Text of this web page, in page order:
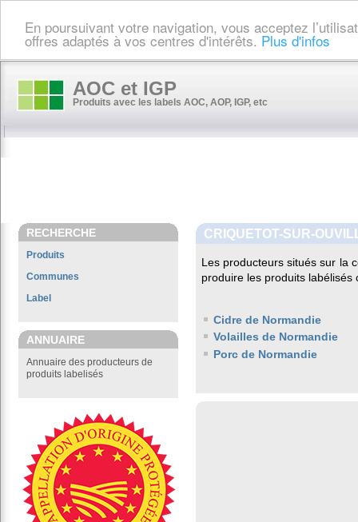
En poursuivant votre navigation, vous acceptez
offres adaptés à vos centres d'intérêts. Plus d'infos
AOC et IGP
Produits avec les labels AOC, AOP, IGP, etc
RECHERCHE
Produits
Communes
Label
ANNUAIRE
Annuaire des producteurs de
produits labelisés
CRIQUETOT-SUR-
Les producteurs situés sur la
produire les produits labélisés
Cidre de Normandie
Volailles de Normandie
Porc de Normandie